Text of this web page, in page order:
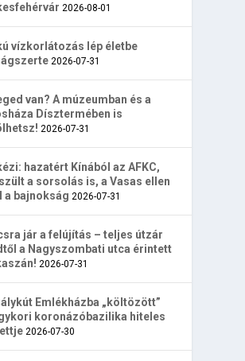
2026-08-01
vízkorlátozás lép életbe
2026-07-31
van? A múzeumban és a
Dísztermében is
2026-07-31
hazatért Kínából az AFKC,
a sorsolás is, a Vasas ellen
a bajnokság 2026-07-31
jár a felújítás – teljes útzár
a Nagyszombati utca érintett
2026-07-31
Emlékházba „költözött”
koronázóbazilika hiteles
2026-07-30